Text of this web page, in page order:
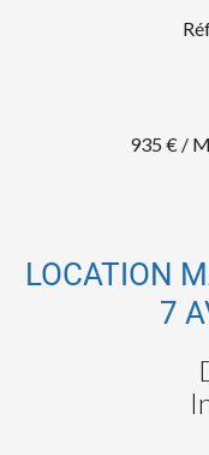
935 € /
LOCATION
7